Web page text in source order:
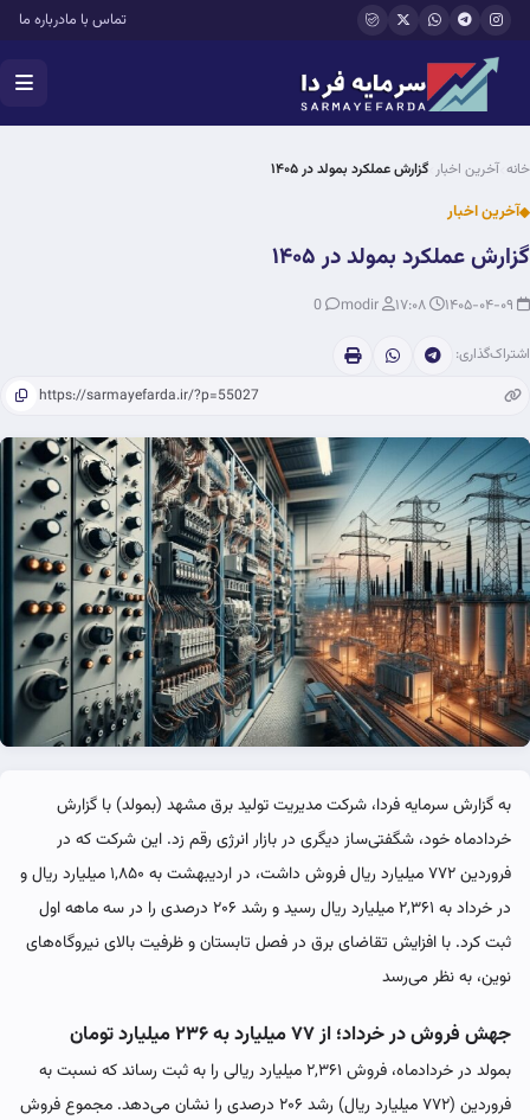
رفتن به محتوای اصلی تماس با مادرباره ما
خانه آخرین اخبار گزارش عملکرد بمولد در ۱۴۰۵
آخرین اخبار
گزارش عملکرد بمولد در ۱۴۰۵
اشتراک‌گذاری:
به گزارش سرمایه فردا، شرکت مدیریت تولید برق مشهد (بمولد) با گزارش
خردادماه خود، شگفتی‌ساز دیگری در بازار انرژی رقم زد. این شرکت که در
فروردین ۷۷۲ میلیارد ریال فروش داشت، در اردیبهشت به ۱,۸۵۰ میلیارد ریال و
در خرداد به ۲,۳۶۱ میلیارد ریال رسید و رشد ۲۰۶ درصدی را در سه ماهه اول
ثبت کرد. با افزایش تقاضای برق در فصل تابستان و ظرفیت بالای نیروگاه‌های
نوین، به نظر می‌رسد
جهش فروش در خرداد؛ از ۷۷ میلیارد به ۲۳۶ میلیارد تومان
بمولد در خردادماه، فروش ۲,۳۶۱ میلیارد ریالی را به ثبت رساند که نسبت به
فروردین (۷۷۲ میلیارد ریال) رشد ۲۰۶ درصدی را نشان می‌دهد. مجموع فروش